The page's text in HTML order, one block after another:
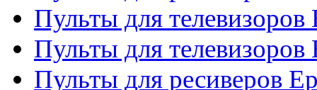
Пульты для телевизоров
Пульты для телевизоров
Пульты для ресиверов